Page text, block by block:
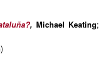
, Michael Keating;